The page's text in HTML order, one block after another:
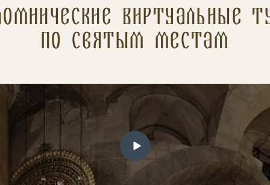
Виртуальные
по святым местам